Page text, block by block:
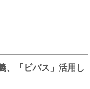
、「ビバス」活用し